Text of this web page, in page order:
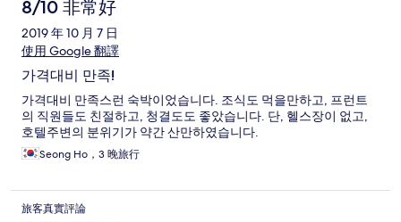
8/10 非常好
2019 年 10 月 7 日
使用 Google 翻譯
가격대비 만족!
가격대비 만족스런 숙박이었습니다. 조식도 먹을만하고, 프런트
의 직원들도 친절하고, 청결도도 좋았습니다. 단, 헬스장이 없고,
호텔주변의 분위기가 약간 산만하였습니다.
Seong Ho，3 晚旅行
旅客真實評論